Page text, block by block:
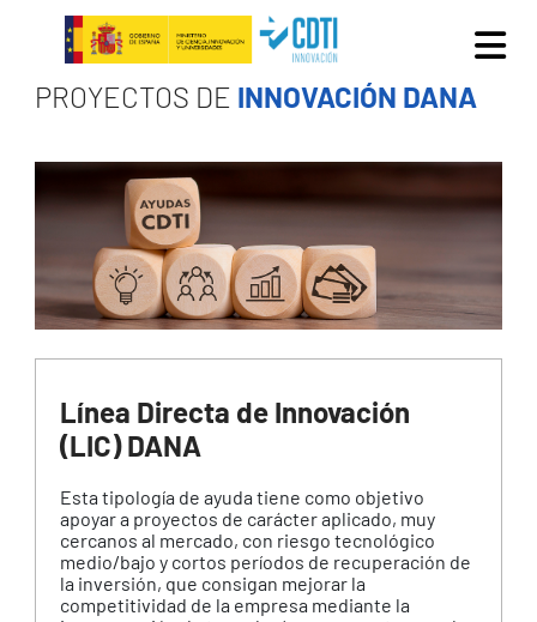
Pasar al contenido principal
PROYECTOS DE INNOVACIÓN DANA
Línea Directa de Innovación
(LIC) DANA
Esta tipología de ayuda tiene como objetivo
apoyar a proyectos de carácter aplicado, muy
cercanos al mercado, con riesgo tecnológico
medio/bajo y cortos períodos de recuperación de
la inversión, que consigan mejorar la
competitividad de la empresa mediante la